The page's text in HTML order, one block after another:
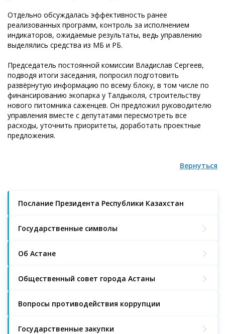
Послание Президента Республики Казахстан
Государственные символы
Об Астане
Общественный совет города Астаны
Вопросы противодействия коррупции
Государственные закупки
Отдельно обсуждалась эффективность ранее
реализованных программ, контроль за исполнением
индикаторов, ожидаемые результаты, ведь управлению
выделялись средства из МБ и РБ.
Председатель постоянной комиссии Владислав Сергеев,
подводя итоги заседания, попросил подготовить
развёрнутую информацию по всему блоку, в том числе по
финансированию экопарка у Талдыколя, строительству
нового питомника саженцев. Он предложил руководителю
управления вместе с депутатами пересмотреть все
расходы, уточнить приоритеты, доработать проектные
предложения.
Вернуться